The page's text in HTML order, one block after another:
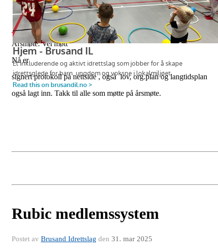
Trykk på linken over for å lese alle dokumenter vedrørende
Årsmøte. Vel møtt
Nå er
signert protokoll på nettside , også lov, org.plan og langtidsplan
også lagt inn. Takk til alle som møtte på årsmøte.
Rubic medlemssystem
Postet av Brusand Idrettslag den 31. mar 2025